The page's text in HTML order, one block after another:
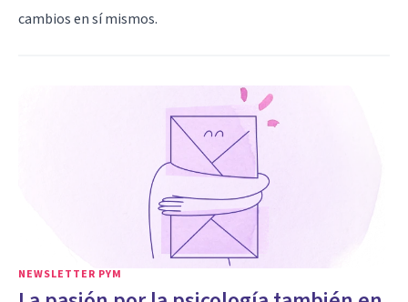
cambios en sí mismos.
NEWSLETTER PYM